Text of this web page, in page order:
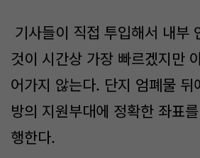
기사들이 직접 투입해서 내부
것이 시간상 가장 빠르겠지만
어가지 않는다. 단지 엄폐물 뒤
방의 지원부대에 정확한 좌표
행한다.